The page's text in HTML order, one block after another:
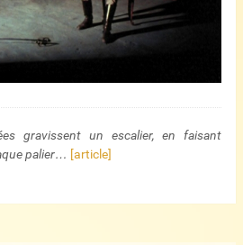
gravissent un escalier, en faisant
palier… [article]